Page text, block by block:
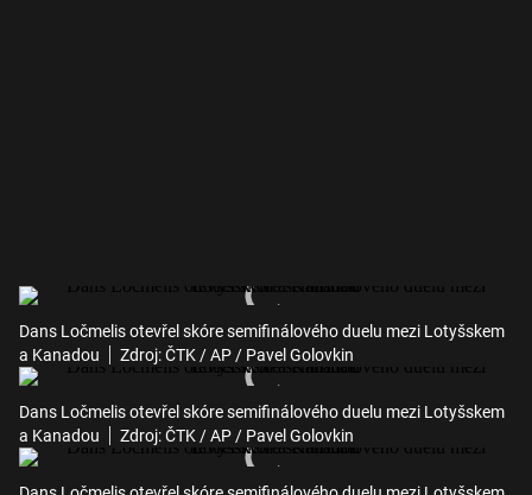
Dans Ločmelis otevřel skóre semifinálového duelu mezi Lotyšskem
a Kanadou
Zdroj: ČTK / AP / Pavel Golovkin
Dans Ločmelis otevřel skóre semifinálového duelu mezi Lotyšskem
a Kanadou
Zdroj: ČTK / AP / Pavel Golovkin